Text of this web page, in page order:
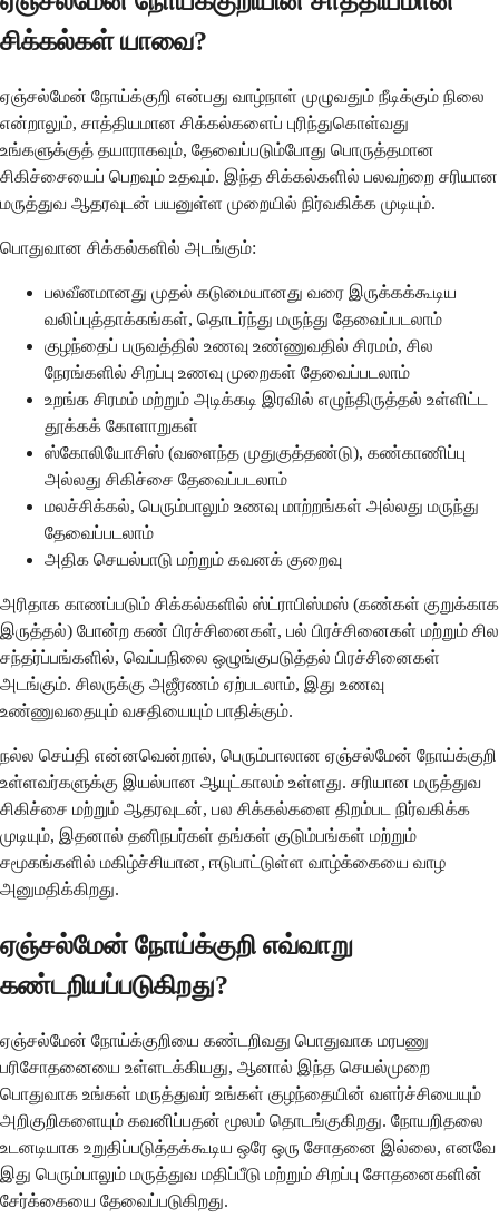
சிக்கல்கள் யாவை?
ஏஞ்சல்மேன் நோய்க்குறி என்பது வாழ்நாள் முழுவதும் நீடிக்கும் நிலை
என்றாலும், சாத்தியமான சிக்கல்களைப் புரிந்துகொள்வது
உங்களுக்குத் தயாராகவும், தேவைப்படும்போது பொருத்தமான
சிகிச்சையைப் பெறவும் உதவும். இந்த சிக்கல்களில் பலவற்றை சரியான
மருத்துவ ஆதரவுடன் பயனுள்ள முறையில் நிர்வகிக்க முடியும்.
பொதுவான சிக்கல்களில் அடங்கும்:
பலவீனமானது முதல் கடுமையானது வரை இருக்கக்கூடிய
வலிப்புத்தாக்கங்கள், தொடர்ந்து மருந்து தேவைப்படலாம்
குழந்தைப் பருவத்தில் உணவு உண்ணுவதில் சிரமம், சில
நேரங்களில் சிறப்பு உணவு முறைகள் தேவைப்படலாம்
உறங்க சிரமம் மற்றும் அடிக்கடி இரவில் எழுந்திருத்தல் உள்ளிட்ட
தூக்கக் கோளாறுகள்
ஸ்கோலியோசிஸ் (வளைந்த முதுகுத்தண்டு), கண்காணிப்பு
அல்லது சிகிச்சை தேவைப்படலாம்
மலச்சிக்கல், பெரும்பாலும் உணவு மாற்றங்கள் அல்லது மருந்து
தேவைப்படலாம்
அதிக செயல்பாடு மற்றும் கவனக் குறைவு
அரிதாக காணப்படும் சிக்கல்களில் ஸ்ட்ராபிஸ்மஸ் (கண்கள் குறுக்காக
இருத்தல்) போன்ற கண் பிரச்சினைகள், பல் பிரச்சினைகள் மற்றும் சில
சந்தர்ப்பங்களில், வெப்பநிலை ஒழுங்குபடுத்தல் பிரச்சினைகள்
அடங்கும். சிலருக்கு அஜீரணம் ஏற்படலாம், இது உணவு
உண்ணுவதையும் வசதியையும் பாதிக்கும்.
நல்ல செய்தி என்னவென்றால், பெரும்பாலான ஏஞ்சல்மேன் நோய்க்குறி
உள்ளவர்களுக்கு இயல்பான ஆயுட்காலம் உள்ளது. சரியான மருத்துவ
சிகிச்சை மற்றும் ஆதரவுடன், பல சிக்கல்களை திறம்பட நிர்வகிக்க
முடியும், இதனால் தனிநபர்கள் தங்கள் குடும்பங்கள் மற்றும்
சமூகங்களில் மகிழ்ச்சியான, ஈடுபாட்டுள்ள வாழ்க்கையை வாழ
அனுமதிக்கிறது.
ஏஞ்சல்மேன் நோய்க்குறி எவ்வாறு
கண்டறியப்படுகிறது?
ஏஞ்சல்மேன் நோய்க்குறியை கண்டறிவது பொதுவாக மரபணு
பரிசோதனையை உள்ளடக்கியது, ஆனால் இந்த செயல்முறை
பொதுவாக உங்கள் மருத்துவர் உங்கள் குழந்தையின் வளர்ச்சியையும்
அறிகுறிகளையும் கவனிப்பதன் மூலம் தொடங்குகிறது. நோயறிதலை
உடனடியாக உறுதிப்படுத்தக்கூடிய ஒரே ஒரு சோதனை இல்லை, எனவே
இது பெரும்பாலும் மருத்துவ மதிப்பீடு மற்றும் சிறப்பு சோதனைகளின்
சேர்க்கையை தேவைப்படுகிறது.